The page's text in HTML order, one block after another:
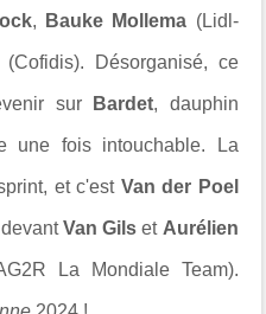
, Bauke Mollema (Lidl-
(Cofidis). Désorganisé, ce
sur Bardet, dauphin
une fois intouchable. La
et c'est Van der Poel
Van Gils et Aurélien
La Mondiale Team).